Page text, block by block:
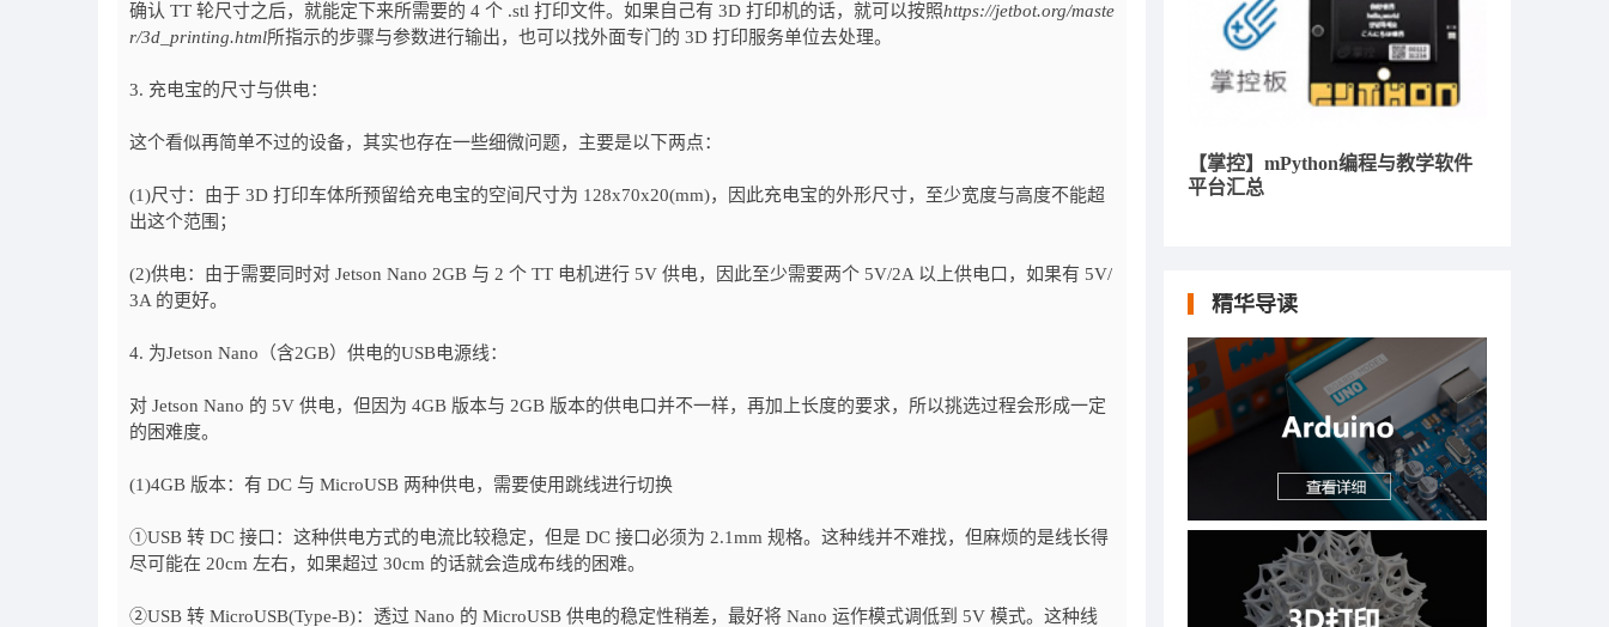
确认 TT 轮尺寸之后，就能定下来所需要的 4 个 .stl 打印文件。如果自己有 3D 打印机的话，就可以按照https://jetbot.org/maste
r/3d_printing.html所指示的步骤与参数进行输出，也可以找外面专门的 3D 打印服务单位去处理。
3. 充电宝的尺寸与供电：
这个看似再简单不过的设备，其实也存在一些细微问题，主要是以下两点：
(1)尺寸：由于 3D 打印车体所预留给充电宝的空间尺寸为 128x70x20(mm)，因此充电宝的外形尺寸，至少宽度与高度不能超
出这个范围；
(2)供电：由于需要同时对 Jetson Nano 2GB 与 2 个 TT 电机进行 5V 供电，因此至少需要两个 5V/2A 以上供电口，如果有 5V/
3A 的更好。
4. 为Jetson Nano（含2GB）供电的USB电源线：
对 Jetson Nano 的 5V 供电，但因为 4GB 版本与 2GB 版本的供电口并不一样，再加上长度的要求，所以挑选过程会形成一定
的困难度。
(1)4GB 版本：有 DC 与 MicroUSB 两种供电，需要使用跳线进行切换
①USB 转 DC 接口：这种供电方式的电流比较稳定，但是 DC 接口必须为 2.1mm 规格。这种线并不难找，但麻烦的是线长得
尽可能在 20cm 左右，如果超过 30cm 的话就会造成布线的困难。
②USB 转 MicroUSB(Type-B)：透过 Nano 的 MicroUSB 供电的稳定性稍差，最好将 Nano 运作模式调低到 5V 模式。这种线
【掌控】mPython编程与教学软件
平台汇总
精华导读